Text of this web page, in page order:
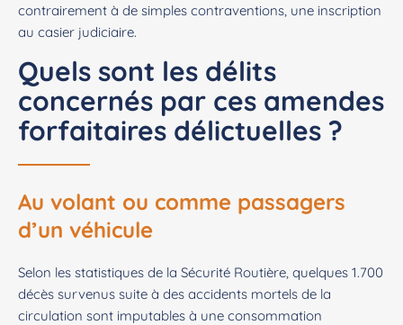
contrairement à de simples contraventions, une inscription
au casier judiciaire.
Quels sont les délits
concernés par ces amendes
forfaitaires délictuelles ?
Au volant ou comme passagers
d’un véhicule
Selon les statistiques de la Sécurité Routière, quelques 1.700
décès survenus suite à des accidents mortels de la
circulation sont imputables à une consommation